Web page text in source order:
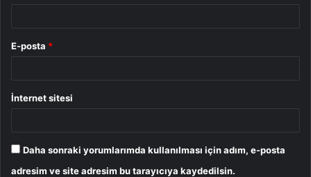
E-posta *
İnternet sitesi
Daha sonraki yorumlarımda kullanılması için adım, e-posta
adresim ve site adresim bu tarayıcıya kaydedilsin.